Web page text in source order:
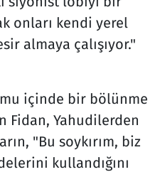
onları kendi yerel
almaya çalışıyor."
içinde bir bölünme
Fidan, Yahudilerden
"Bu soykırım, biz
kullandığını